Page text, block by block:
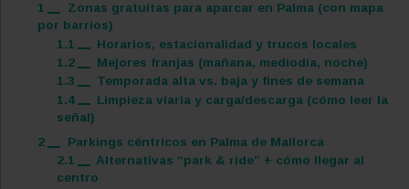
1
Zonas gratuitas para aparcar en Palma (con mapa
por barrios)
1.1
Horarios, estacionalidad y trucos locales
1.2
Mejores franjas (mañana, mediodía, noche)
1.3
Temporada alta vs. baja y fines de semana
1.4
Limpieza viaria y carga/descarga (cómo leer la
señal)
2
Parkings céntricos en Palma de Mallorca
2.1
Alternativas “park & ride” + cómo llegar al
centro